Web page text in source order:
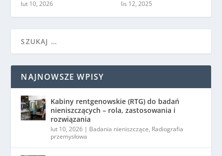
lut 10, 2026 lis 12, 2025
NAJNOWSZE WPISY
Kabiny rentgenowskie (RTG) do badań
nieniszczących – rola, zastosowania i
rozwiązania
lut 10, 2026 | Badania nieniszczące, Radiografia
przemysłowa